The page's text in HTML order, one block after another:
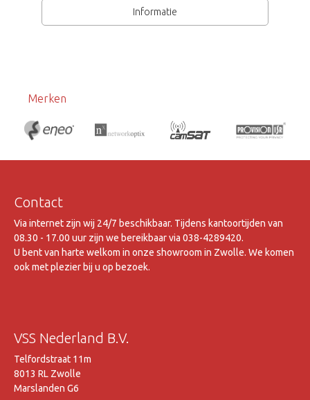
Informatie
Merken
Contact
Via internet zijn wij 24/7 beschikbaar. Tijdens kantoortijden van
08.30 - 17.00 uur zijn we bereikbaar via 038-4289420.
U bent van harte welkom in onze showroom in Zwolle. We komen
ook met plezier bij u op bezoek.
VSS Nederland B.V.
Telfordstraat 11m
8013 RL Zwolle
Marslanden G6